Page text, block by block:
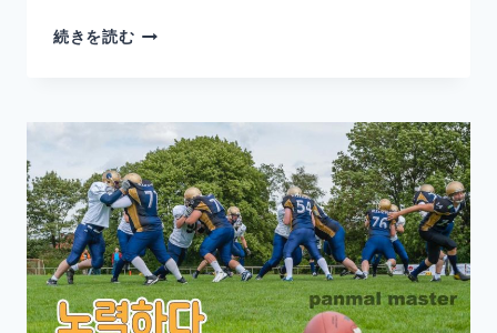
続きを読む韓
소
하
다」
の
意
味
と
使
い